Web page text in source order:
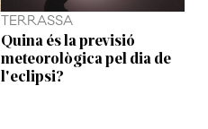
TERRASSA
Quina és la previsió
meteorològica pel dia de
l'eclipsi?